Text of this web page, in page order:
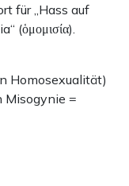
für „Hass auf
(ὁμομισία).
Homosexualität)
Misogynie =